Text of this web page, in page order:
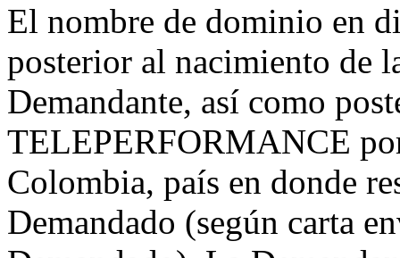
El nombre de dominio en
posterior al nacimiento de
Demandante, así como
TELEPERFORMANCE
Colombia, país en donde
Demandado (según carta